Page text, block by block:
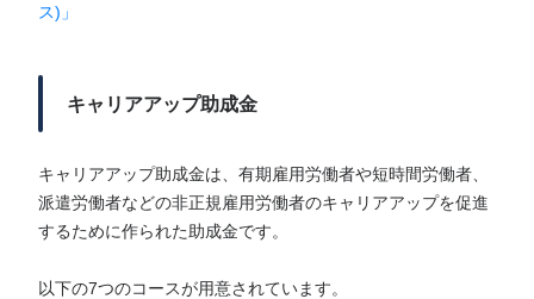
ス)」
キャリアアップ助成金
キャリアアップ助成金は、有期雇用労働者や短時間労働者、
派遣労働者などの非正規雇用労働者のキャリアアップを促進
するために作られた助成金です。
以下の7つのコースが用意されています。